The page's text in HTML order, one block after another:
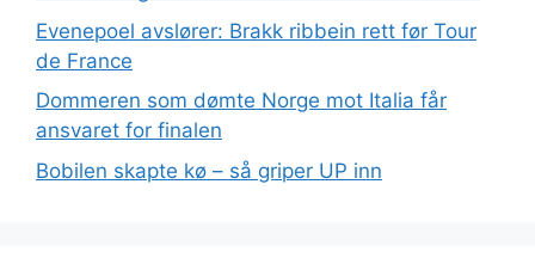
Evenepoel avslører: Brakk ribbein rett før Tour
de France
Dommeren som dømte Norge mot Italia får
ansvaret for finalen
Bobilen skapte kø – så griper UP inn